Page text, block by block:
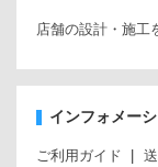
店舗の設計・施工
インフォメー
ご利用ガイド